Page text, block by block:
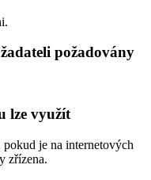
požadovány
lze využít
je na internetových
zřízena.